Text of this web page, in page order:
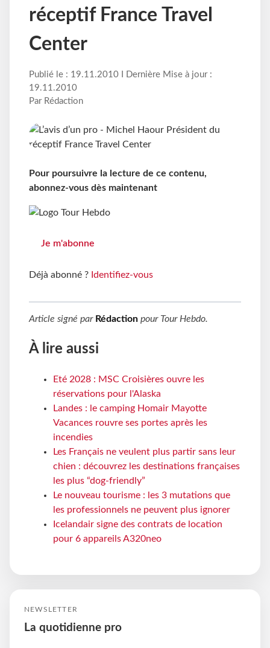
réceptif France Travel
Center
Publié le : 19.11.2010 I Dernière Mise à jour :
19.11.2010
Par Rédaction
Pour poursuivre la lecture de ce contenu,
abonnez-vous dès maintenant
Je m'abonne
Déjà abonné ? Identifiez-vous
Article signé par Rédaction pour Tour Hebdo.
À lire aussi
Eté 2028 : MSC Croisières ouvre les
réservations pour l'Alaska
Landes : le camping Homair Mayotte
Vacances rouvre ses portes après les
incendies
Les Français ne veulent plus partir sans leur
chien : découvrez les destinations françaises
les plus “dog-friendly”
Le nouveau tourisme : les 3 mutations que
les professionnels ne peuvent plus ignorer
Icelandair signe des contrats de location
pour 6 appareils A320neo
NEWSLETTER
La quotidienne pro